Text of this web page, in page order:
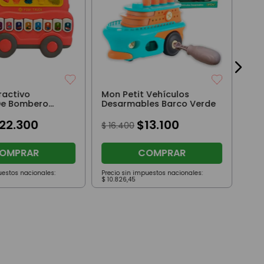
Bombero
.300
nacionales:
Mon Petit Vehículos
Desarmables Barco Verde
$ 16.400 $13.100
COMPRAR
Precio sin impuestos nacionales:
$ 10.826,45